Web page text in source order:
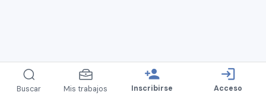
Buscar Mis trabajos
person_add
Inscribirse
login
Acceso